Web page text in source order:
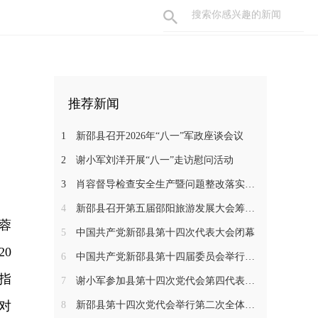
推荐新闻
1 新邵县召开2026年“八一”军政座谈会议
2 谢小军刘洋开展“八一”走访慰问活动
3 肖容督导检查安全生产暨问题整改落实工作
4 新邵县召开第五届邵阳旅游发展大会筹备工作调度会
5 中国共产党新邵县第十四次代表大会闭幕
6 中国共产党新邵县第十四届委员会举行第一次全体会议
7 谢小军参加县第十四次党代会第四代表团分组讨论
8 新邵县第十四次党代会举行第二次全体会议